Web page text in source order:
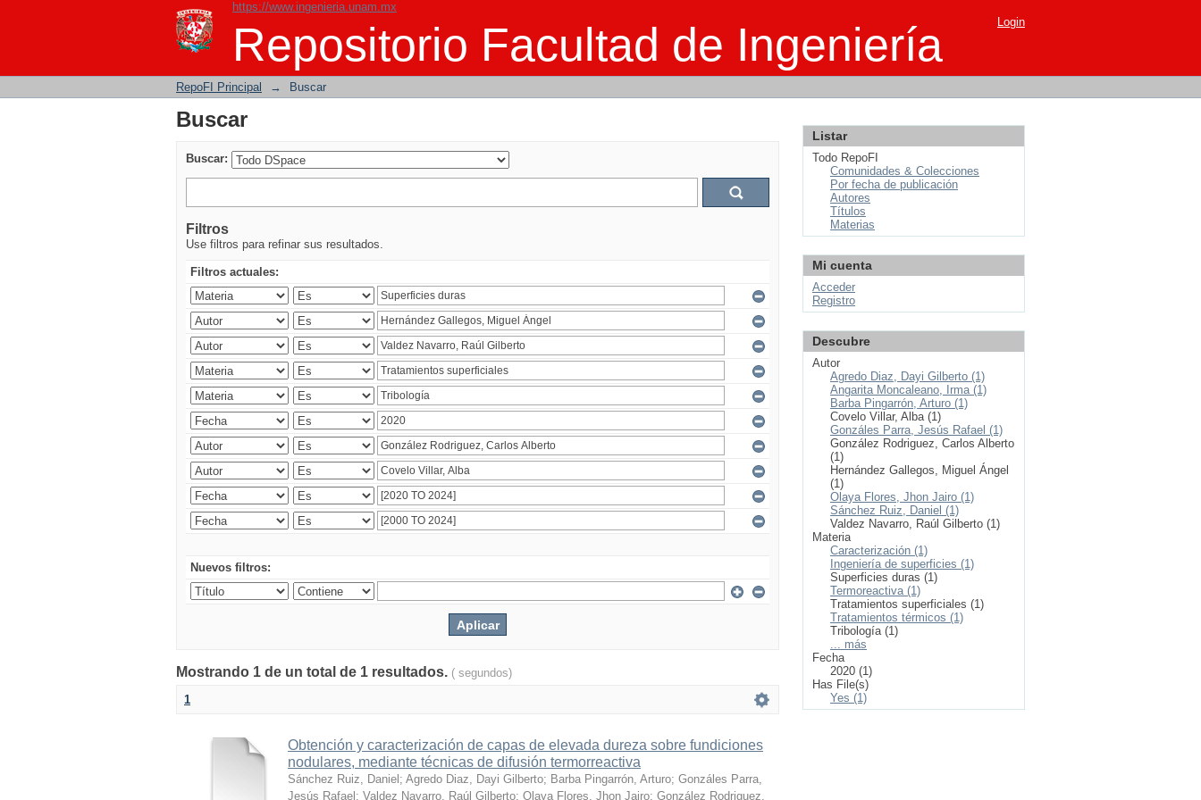
https://www.ingenieria.unam.mx
Repositorio Facultad de Ingeniería
Buscar Login
RepoFI Principal → Buscar
Buscar
Buscar:
Filtros
Use filtros para refinar sus resultados.
Filtros actuales:
Nuevos filtros:
Mostrando 1 de un total de 1 resultados. ( segundos)
1
Obtención y caracterización de capas de elevada dureza sobre fundiciones
nodulares, mediante técnicas de difusión termorreactiva
Sánchez Ruiz, Daniel ; Agredo Diaz, Dayi Gilberto; Barba Pingarrón, Arturo; Gonzáles Parra,
Jesús Rafael ; Valdez Navarro, Raúl Gilberto; Olaya Flores, Jhon Jairo; González Rodriguez,
Listar
Todo RepoFI
Comunidades & Colecciones
Por fecha de publicación
Autores
Títulos
Materias
Mi cuenta
Acceder
Registro
Descubre
Autor
Agredo Diaz, Dayi Gilberto (1)
Angarita Moncaleano, Irma (1)
Barba Pingarrón, Arturo (1)
Covelo Villar, Alba (1)
Gonzáles Parra, Jesús Rafael (1)
González Rodriguez, Carlos Alberto
(1)
Hernández Gallegos, Miguel Ángel
(1)
Olaya Flores, Jhon Jairo (1)
Sánchez Ruiz, Daniel (1)
Valdez Navarro, Raúl Gilberto (1)
Materia
Caracterización (1)
Ingeniería de superficies (1)
Superficies duras (1)
Termoreactiva (1)
Tratamientos superficiales (1)
Tratamientos térmicos (1)
Tribología (1)
... más
Fecha
2020 (1)
Has File(s)
Yes (1)